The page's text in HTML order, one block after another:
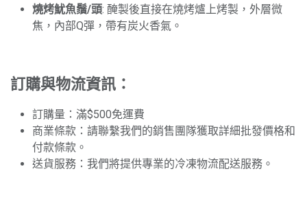
燒烤魷魚鬚/頭: 醃製後直接在燒烤爐上烤製，外層微
焦，內部Q彈，帶有炭火香氣。
訂購與物流資訊：
訂購量：滿$500免運費
商業條款：請聯繫我們的銷售團隊獲取詳細批發價格和
付款條款。
送貨服務：我們將提供專業的冷凍物流配送服務。